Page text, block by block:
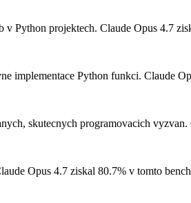
v Python projektech. Claude Opus 4.7
implementace Python funkci. Claude
skutecnych programovacich vyzvan.
Opus 4.7 ziskal 80.7% v tomto